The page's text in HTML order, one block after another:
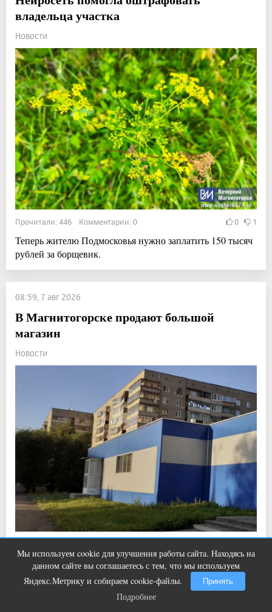
владельца участка
Новости
Прочитали: 446 Комментарии: 0 0 1
Теперь жителю Подмосковья нужно заплатить 150 тысяч
рублей за борщевик.
08:59, 7 авг 2026
В Магнитогорске продают большой
магазин
Новости
Его оценили в 160 миллионов рублей.
Мы используем cookie для улучшения работы сайта. Находясь на
данном сайте вы соглашаетесь с тем, что мы используем
Яндекс.Метрику и собираем cookie-файлы.
Принять
Подробнее
Ржу не переставая, это видео
пересмотришь не раз
Подробнее